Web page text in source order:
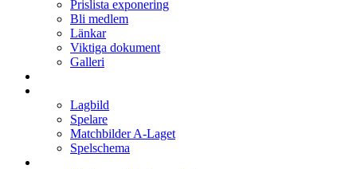
Prislista exponering
Bli medlem
Länkar
Viktiga dokument
Galleri
Lagbild
Spelare
Matchbilder A-Laget
Spelschema